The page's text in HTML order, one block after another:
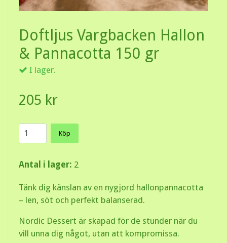
Doftljus Vargbacken Hallon
& Pannacotta 150 gr
I lager.
205 kr
Köp
Antal i lager: 2
Tänk dig känslan av en nygjord hallonpannacotta
– len, söt och perfekt balanserad.
Nordic Dessert är skapad för de stunder när du
vill unna dig något, utan att kompromissa.